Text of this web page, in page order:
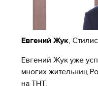
Евгений Жук,
Евгений Жук уже
многих жительниц
на ТНТ.